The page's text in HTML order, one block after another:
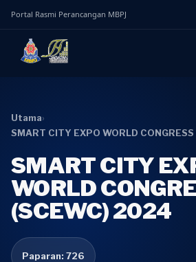
Portal Rasmi Perancangan MBPJ
Utama›
SMART CITY EXPO WORLD
SMART CITY
WORLD
(SCEWC) 2024
Paparan: 726